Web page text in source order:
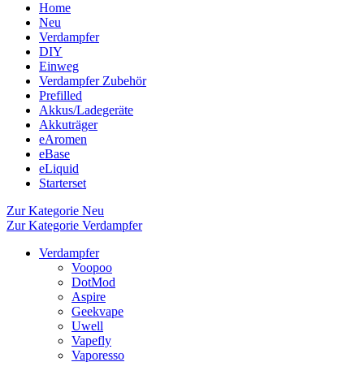
Home
Neu
Verdampfer
DIY
Einweg
Verdampfer Zubehör
Prefilled
Akkus/Ladegeräte
Akkuträger
eAromen
eBase
eLiquid
Starterset
Zur Kategorie Neu
Zur Kategorie Verdampfer
Verdampfer
Voopoo
DotMod
Aspire
Geekvape
Uwell
Vapefly
Vaporesso